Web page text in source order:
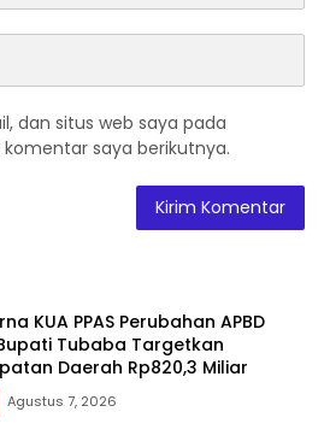
dan situs web saya pada
saya berikutnya.
KUA PPAS Perubahan APBD
Tubaba Targetkan
Daerah Rp820,3 Miliar
Agustus 7, 2026